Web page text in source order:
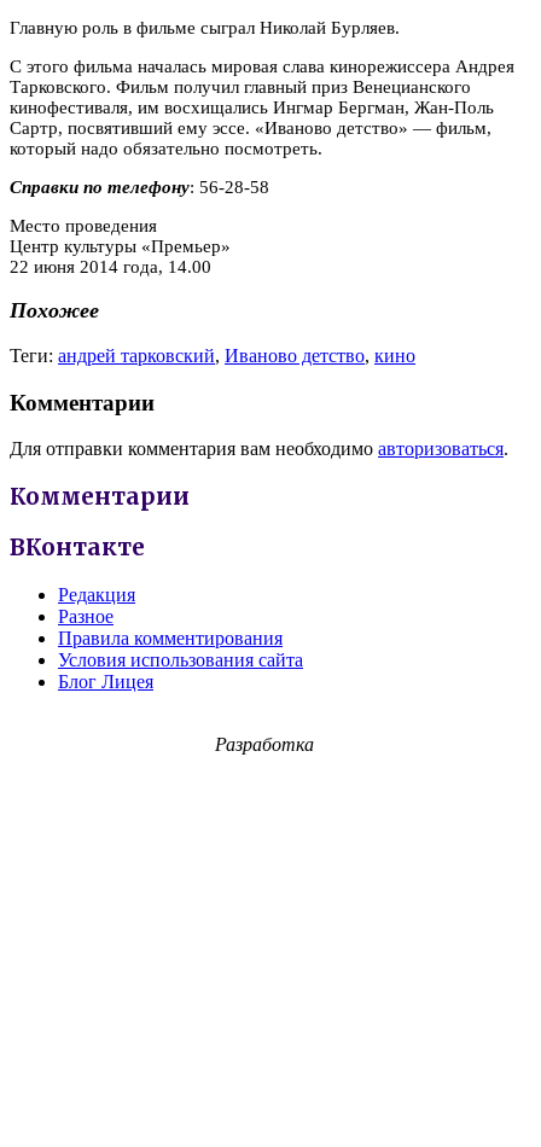
Главную роль в фильме сыграл Николай Бурляев.
С этого фильма началась мировая слава кинорежиссера Андрея
Тарковского. Фильм получил главный приз Венецианского
кинофестиваля, им восхищались Ингмар Бергман, Жан-Поль
Сартр, посвятивший ему эссе. «Иваново детство» — фильм,
который надо обязательно посмотреть.
Справки по телефону: 56-28-58
Место проведения
Центр культуры «Премьер»
22 июня 2014 года, 14.00
Похожее
Теги: андрей тарковский, Иваново детство, кино
Комментарии
Для отправки комментария вам необходимо авторизоваться.
Комментарии
ВКонтакте
Редакция
Разное
Правила комментирования
Условия использования сайта
Блог Лицея
Разработка